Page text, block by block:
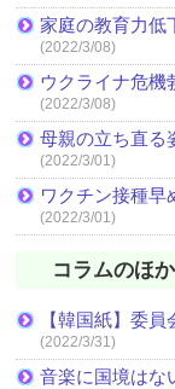
家庭の教育力低
(2022/3/08)
ウクライナ危機
(2022/3/08)
母親の立ち直る
(2022/3/01)
ワクチン接種早
(2022/3/01)
コラムのほ
【韓国紙】委員
(2022/3/31)
音楽に国境はな